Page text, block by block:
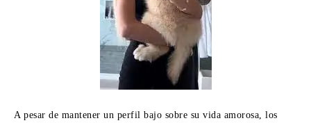
A pesar de mantener un perfil bajo sobre su vida amorosa, los